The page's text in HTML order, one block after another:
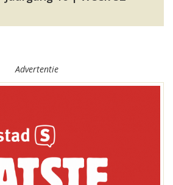
Advertentie